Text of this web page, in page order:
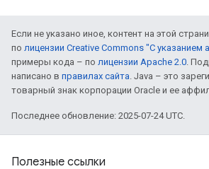
Если не указано иное, контент на этой
по лицензии Creative Commons "С указанием
примеры кода – по лицензии Apache 2.0.
написано в правилах сайта. Java – это
товарный знак корпорации Oracle и ее
Последнее обновление: 2025-07-24 UTC.
Полезные ссылки